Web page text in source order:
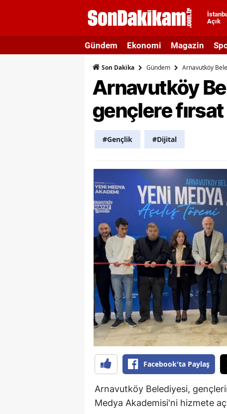
Açık
Ağrı
Bolu
Gündem Ekonomi Magazin
Son Dakika Gündem Arnavutköy
Arnavutköy
gençlere
#Gençlik #Dijital
Facebook'ta Paylaş
Arnavutköy Belediyesi,
Medya Akademisi'ni hizmete